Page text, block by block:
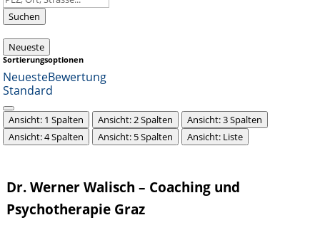
Suchen
Neueste
Sortierungsoptionen
NeuesteBewertung
Standard
Ansicht: 1 Spalten Ansicht: 2 Spalten
Ansicht: 3 Spalten
Ansicht: 4 Spalten
Ansicht: 5 Spalten Ansicht: Liste
Dr. Werner Walisch – Coaching und
Psychotherapie Graz